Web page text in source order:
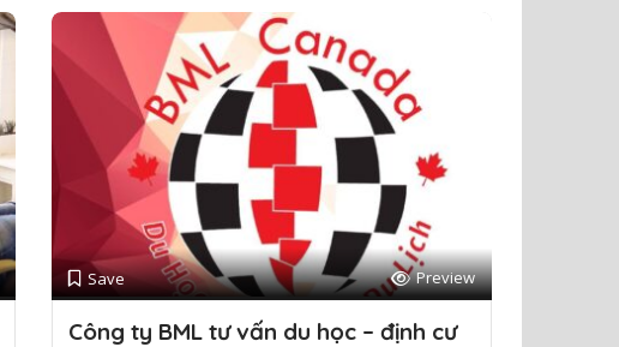
Save Preview
Công ty BML tư vấn du học – định cư